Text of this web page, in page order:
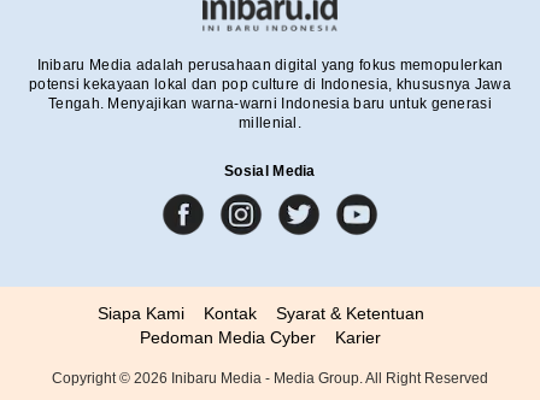
Inibaru Media adalah perusahaan digital yang fokus memopulerkan
potensi kekayaan lokal dan pop culture di Indonesia, khususnya Jawa
Tengah. Menyajikan warna-warni Indonesia baru untuk generasi
millenial.
Sosial Media
Siapa Kami Kontak
Syarat & Ketentuan
Pedoman Media Cyber
Karier
Copyright © 2026 Inibaru Media - Media Group. All Right Reserved